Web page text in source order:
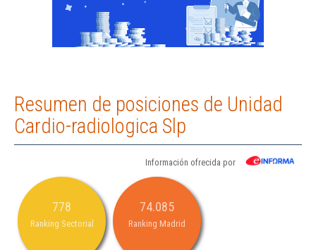
Resumen de posiciones de Unidad
Cardio-radiologica Slp
Información ofrecida por
778
Ranking Sectorial
74.085
Ranking Madrid